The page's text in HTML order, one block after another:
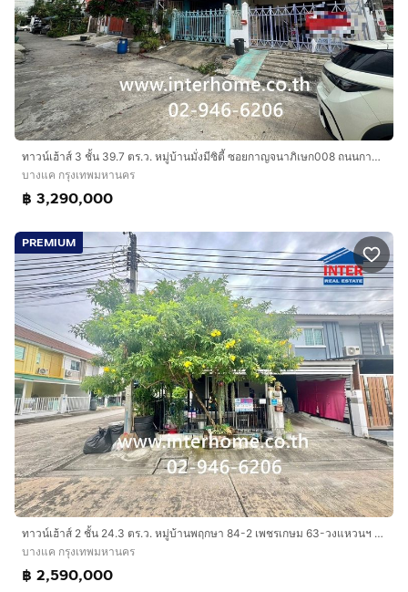
สำเพ็ง2 ตลาดบางแค
โรงเรียนสารสาสน์วิเทศบางบอน โรงเรียนเลิศหล้ากาญจนา
ภิเษก
โรงเรียนสารสาสน์ธนบุรี
โรงพยาบาลเกษมราษฎร์บางแค โรงพยาบาลพญาไท3
การเดินทางสะดวก
ถนนกาญจนาภิเษก
ถนนเพชรเกษม ถนนบางแค
บริษัท อินเตอร์โฮม เรียลตี้ เอสเตท จำกัด
Interhome Realty Estate
www.interhome.co.th
โทร.
กดเพื่อดูเบอร์โทร xxxxxx206
https://www.interhome.co.th/propertydetail.php?
propcode=64009
ทาวน์เฮ้าส์ 3 ชั้น 39.7 ตร.ว. หมู่บ้านมั่งมีซิตี้ ซอยกาญจนาภิเษก008 ถนนกาญจนาภิเษก เขตภาษีเจริญ กรุงเทพมหานคร
บางแค กรุงเทพมหานคร
฿ 3,290,000
PREMIUM
ทาวน์เฮ้าส์ 2 ชั้น 24.3 ตร.ว. หมู่บ้านพฤกษา 84-2 เพชรเกษม 63-วงแหวนฯ ซอยเพชรเกษม63 ถนนกาญจนาภิเษก ถนนเพชรเกษม เขตบางแค กรุงเทพมหานคร
บางแค กรุงเทพมหานคร
฿ 2,590,000